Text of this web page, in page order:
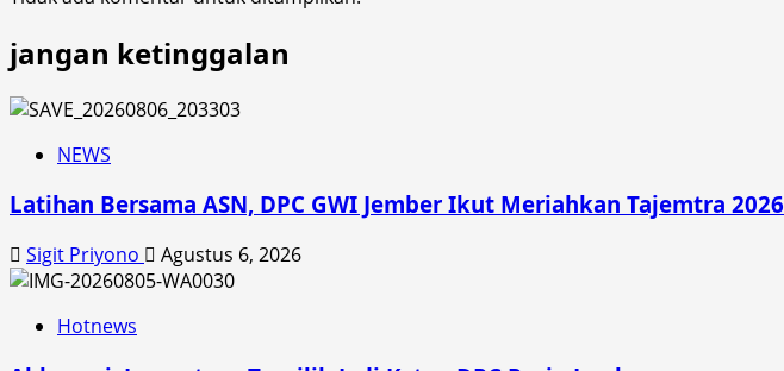
Motivasi
jangan ketinggalan
NEWS
Latihan Bersama ASN, DPC GWI Jember Ikut Meriahkan Tajemtra 2026
Sigit Priyono Agustus 6, 2026
Hotnews